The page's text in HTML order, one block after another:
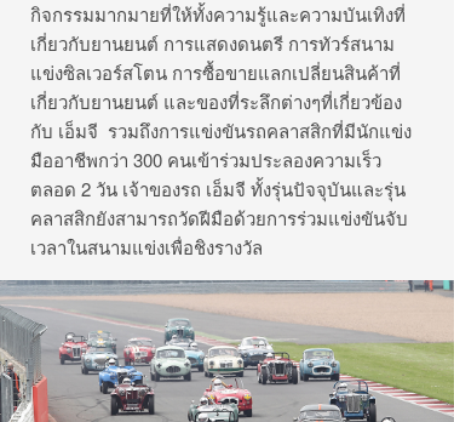
กิจกรรมมากมายที่ให้ทั้งความรู้และความบันเทิงที่
เกี่ยวกับยานยนต์ การแสดงดนตรี การทัวร์สนาม
แข่งซิลเวอร์สโตน การซื้อขายแลกเปลี่ยนสินค้าที่
เกี่ยวกับยานยนต์ และของที่ระลึกต่างๆที่เกี่ยวข้อง
กับ เอ็มจี รวมถึงการแข่งขันรถคลาสสิกที่มีนักแข่ง
มืออาชีพกว่า 300 คนเข้าร่วมประลองความเร็ว
ตลอด 2 วัน เจ้าของรถ เอ็มจี ทั้งรุ่นปัจจุบันและรุ่น
คลาสสิกยังสามารถวัดฝีมือด้วยการร่วมแข่งขันจับ
เวลาในสนามแข่งเพื่อชิงรางวัล